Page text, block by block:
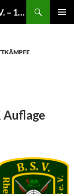
BSV Rheinhausen-Bergheim 1925 e.V. – 100% Sportschießen